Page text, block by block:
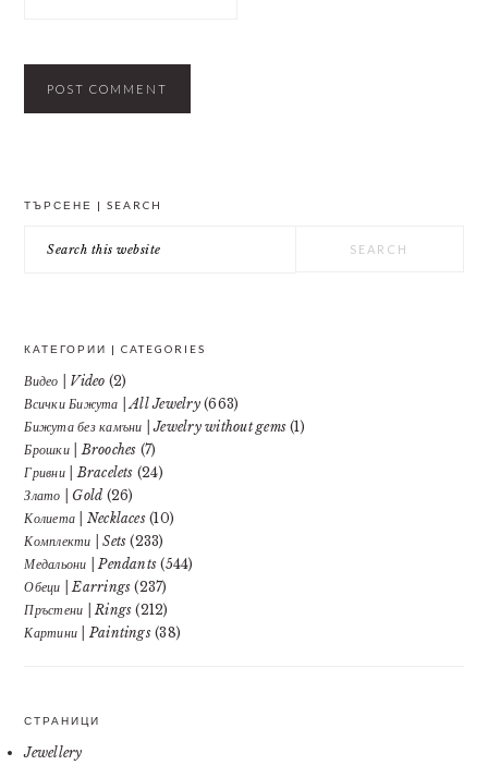
ТЪРСЕНЕ | SEARCH
this
КАТЕГОРИИ | CATEGORIES
Видео | Video (2)
Всички Бижута | All Jewelry(663)
Бижута без камъни | Jewelry without gems (1)
Брошки | Brooches (7)
Гривни | Bracelets (24)
Злато | Gold (26)
Колиета | Necklaces(10)
Комплекти | Sets (233)
Медальони | Pendants (544)
Обеци | Earrings (237)
Пръстени | Rings (212)
Картини | Paintings(38)
СТРАНИЦИ
Jewellery